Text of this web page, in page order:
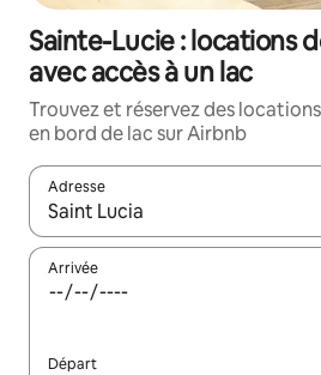
Sainte-Lucie : locations
avec accès à un lac
Trouvez et réservez des
en bord de lac sur Airbnb
Adresse
Lorsque les résultats s'affichent,
Arrivée
Départ